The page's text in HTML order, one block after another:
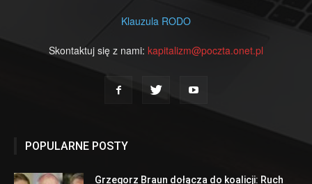
Klauzula RODO
Skontaktuj się z nami: kapitalizm@poczta.onet.pl
POPULARNE POSTY
Grzegorz Braun dołącza do koalicji: Ruch